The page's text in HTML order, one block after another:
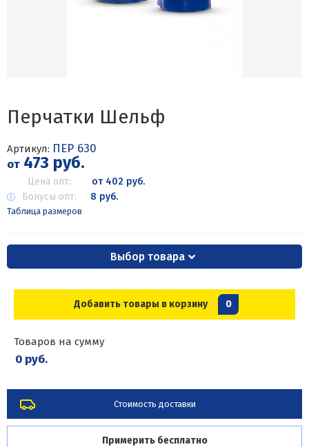
Перчатки Шельф
Артикул: ПЕР 630
от473 руб.
Цена опт:
от 402 руб.
Бонусы опт:
8 руб.
Таблица размеров
Выбор товара
Добавить товары в корзину 0
Товаров на сумму
0 руб.
Стоимость доставки
Примерить бесплатно